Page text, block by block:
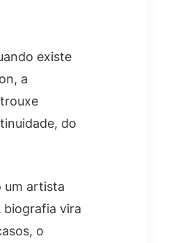
existe
a
do
um artista
biografia vira
o